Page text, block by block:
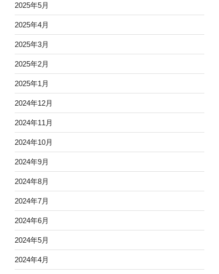
2025年5月
2025年4月
2025年3月
2025年2月
2025年1月
2024年12月
2024年11月
2024年10月
2024年9月
2024年8月
2024年7月
2024年6月
2024年5月
2024年4月